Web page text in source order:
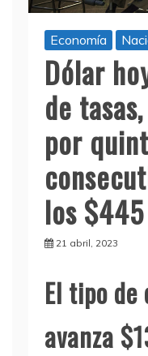
Economía
Dólar
de
por
los $445
21 abril, 2023
El tipo
avanza